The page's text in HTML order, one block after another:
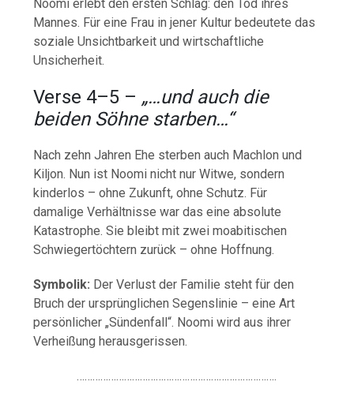
Noomi erlebt den ersten Schlag: den Tod ihres
Mannes. Für eine Frau in jener Kultur bedeutete das
soziale Unsichtbarkeit und wirtschaftliche
Unsicherheit.
Verse 4–5 – „…und auch die
beiden Söhne starben…“
Nach zehn Jahren Ehe sterben auch Machlon und
Kiljon. Nun ist Noomi nicht nur Witwe, sondern
kinderlos – ohne Zukunft, ohne Schutz. Für
damalige Verhältnisse war das eine absolute
Katastrophe. Sie bleibt mit zwei moabitischen
Schwiegertöchtern zurück – ohne Hoffnung.
Symbolik: Der Verlust der Familie steht für den
Bruch der ursprünglichen Segenslinie – eine Art
persönlicher „Sündenfall“. Noomi wird aus ihrer
Verheißung herausgerissen.
………………………………………………………………….